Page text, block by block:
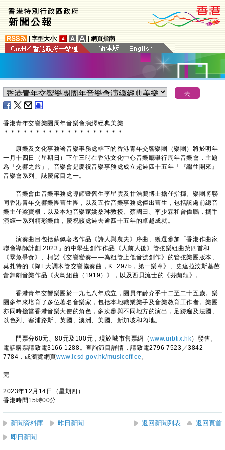
字型大小: 網頁指南
香港青年交響樂團周年音樂會演繹經典美樂
＊ ＊ ＊ ＊ ＊ ＊ ＊ ＊ ＊ ＊ ＊ ＊ ＊ ＊ ＊ ＊ ＊ ＊ ＊
康樂及文化事務署音樂事務處轄下的香港青年交響樂團（樂團）將於明年
一月十四日（星期日）下午三時在香港文化中心音樂廳舉行周年音樂會，主題
為「交響之旅」。音樂會是慶祝音樂事務處成立超過四十五年「『繼往開來』
音樂會系列」誌慶節目之一。
音樂會由音樂事務處導師暨舊生李星雲及甘浩鵬博士擔任指揮。樂團將聯
同香港青年交響樂團舊生團，以及五位音樂事務處傑出舊生，包括該處前總音
樂主任梁寶根，以及本地音樂家姚桑琳教授、蔡國田、李少霖和曾偉鵬，攜手
演繹一系列精彩樂曲，慶祝該處過去逾四十五年的卓越成就。
演奏曲目包括蘇佩著名作品《詩人與農夫》序曲、獲選參加「香港作曲家
聯會導師計劃 2023」的中學生創作作品《人前人後》管弦樂組曲第四首和
《羣魚爭食》、柯諾《交響變奏——為粗管上低音號創作》的管弦樂團版本、
莫扎特的《降E大調木管交響協奏曲，K. 297b，第一樂章》、史達拉汶斯基芭
蕾舞劇音樂作品《火鳥組曲（1919）》，以及西貝流士的《芬蘭頌》。
香港青年交響樂團於一九七八年成立，團員年齡介乎十二至二十五歲。樂
團多年來培育了多位著名音樂家，包括本地職業樂手及音樂教育工作者。樂團
亦同時擔當香港音樂大使的角色，多次參與不同地方的演出，足跡遍及法國、
以色列、塞浦路斯、英國、澳洲、美國、新加坡和內地。
門票分60元、80元及100元，現於城市售票網（ www.urbtix.hk）發售。
電話購票請致電3166 1288。查詢節目詳情，請致電2796 7523／3842
7784，或瀏覽網頁www.lcsd.gov.hk/musicoffice。
完
2023年12月14日（星期四）
香港時間15時00分
新聞資料庫 昨日新聞 返回新聞列表
返回頁首
即日新聞